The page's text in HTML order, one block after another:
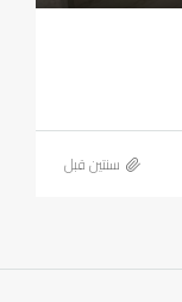
‏سنتين قبل